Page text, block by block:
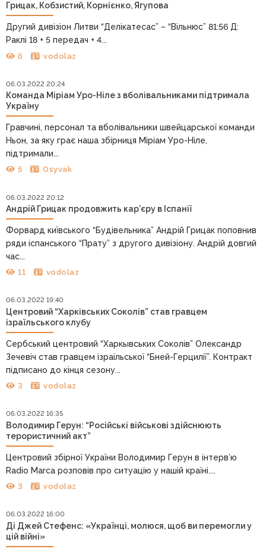
Грицак, Кобзистий, Корнієнко, Ягупова
Другий дивізіон Литви “Делікатесас” – “Вільнюс” 81:56 Д:
Раклі 18 + 5 передач + 4...
6 vodolaz
06.03.2022 20:24
Команда Міріам Уро-Ніле з вболівальниками підтримала
Україну
Гравчині, персонал та вболівальники швейцарської команди
Ньон, за яку грає наша збірниця Міріам Уро-Ніле,
підтримали...
5 Osyvak
06.03.2022 20:12
Андрій Грицак продовжить кар’єру в Іспанії
Форвард київського “Будівельника” Андрій Грицак поповнив
ряди іспанського “Прату” з другого дивізіону. Андрій довгий
час...
11 vodolaz
06.03.2022 19:40
Центровий “Харківських Соколів” став гравцем
ізраїльського клубу
Сербський центровий “Харкывських Соколів” Олександр
Зечевіч став гравцем ізраільської “Бней-Герцилії”. Контракт
підписано до кінця сезону...
3 vodolaz
06.03.2022 16:35
Володимир Герун: “Російські військові здійснюють
терористичний акт”
Центровий збірної України Володимир Герун в інтерв’ю
Radio Marca розповів про ситуацію у нашій країні....
3 vodolaz
06.03.2022 16:00
Ді Джей Стефенс: «Українці, молюся, щоб ви перемогли у
цій війні»